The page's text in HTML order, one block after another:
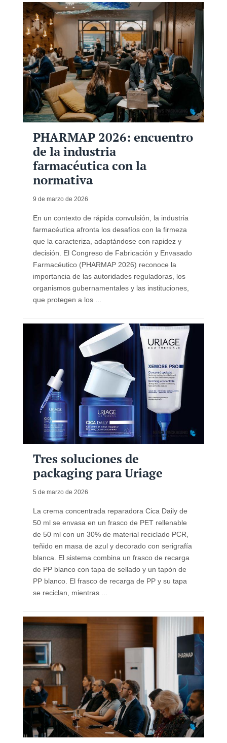
PHARMAP 2026: encuentro
de la industria
farmacéutica con la
normativa
9 de marzo de 2026
En un contexto de rápida convulsión, la industria
farmacéutica afronta los desafíos con la firmeza
que la caracteriza, adaptándose con rapidez y
decisión. El Congreso de Fabricación y Envasado
Farmacéutico (PHARMAP 2026) reconoce la
importancia de las autoridades reguladoras, los
organismos gubernamentales y las instituciones,
que protegen a los ...
Tres soluciones de
packaging para Uriage
5 de marzo de 2026
La crema concentrada reparadora Cica Daily de
50 ml se envasa en un frasco de PET rellenable
de 50 ml con un 30% de material reciclado PCR,
teñido en masa de azul y decorado con serigrafía
blanca. El sistema combina un frasco de recarga
de PP blanco con tapa de sellado y un tapón de
PP blanco. El frasco de recarga de PP y su tapa
se reciclan, mientras ...